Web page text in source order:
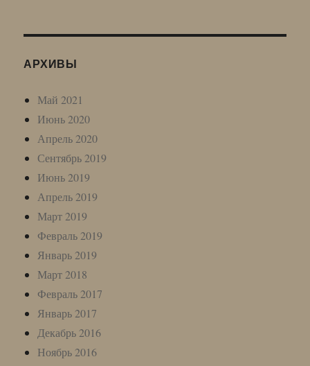
АРХИВЫ
Май 2021
Июнь 2020
Апрель 2020
Сентябрь 2019
Июнь 2019
Апрель 2019
Март 2019
Февраль 2019
Январь 2019
Март 2018
Февраль 2017
Январь 2017
Декабрь 2016
Ноябрь 2016